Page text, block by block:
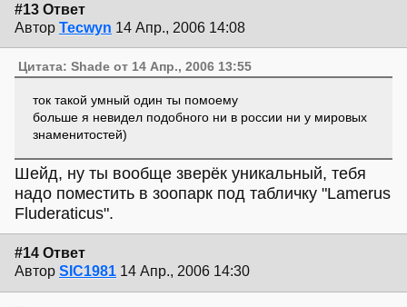
#13 Ответ
Автор Tecwyn 14 Апр., 2006 14:08
Цитата: Shade от 14 Апр., 2006 13:55
ток такой умный один ты помоему
больше я невидел подобного ни в россии ни у мировых
знаменитостей)
Шейд, ну ты вообще зверёк уникальный, тебя
надо поместить в зоопарк под табличку "Lamerus
Fluderaticus".
#14 Ответ
Автор SIC1981 14 Апр., 2006 14:30